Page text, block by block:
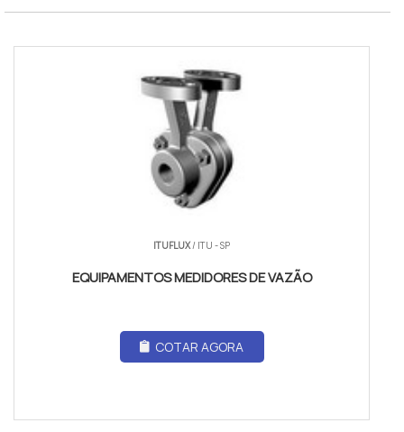
ITUFLUX/ ITU - SP
EQUIPAMENTOS MEDIDORES DE VAZÃO
COTAR AGORA